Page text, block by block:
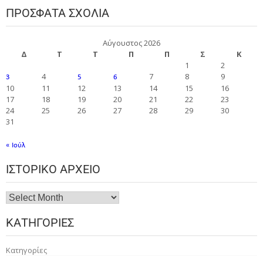
ΠΡΌΣΦΑΤΑ ΣΧΌΛΙΑ
Αύγουστος 2026
Δ
Τ Τ Π Π Σ
Κ
1
2
3 4 5 6 7 8
9
10
11 12 13 14 15
16
17
18 19 20 21 22
23
24
25 26 27 28 29
30
31
« Ιούλ
ΙΣΤΟΡΙΚΌ ΑΡΧΕΊΟ
ΚΑΤΗΓΟΡΊΕΣ
Κατηγορίες